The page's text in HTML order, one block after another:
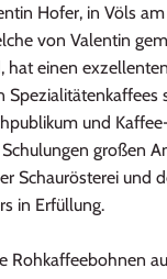
Hofer, in Völs
von Valentin
hat einen
und
großen
Schaurösterei und
in Erfüllung.
Rohkaffeebohnen